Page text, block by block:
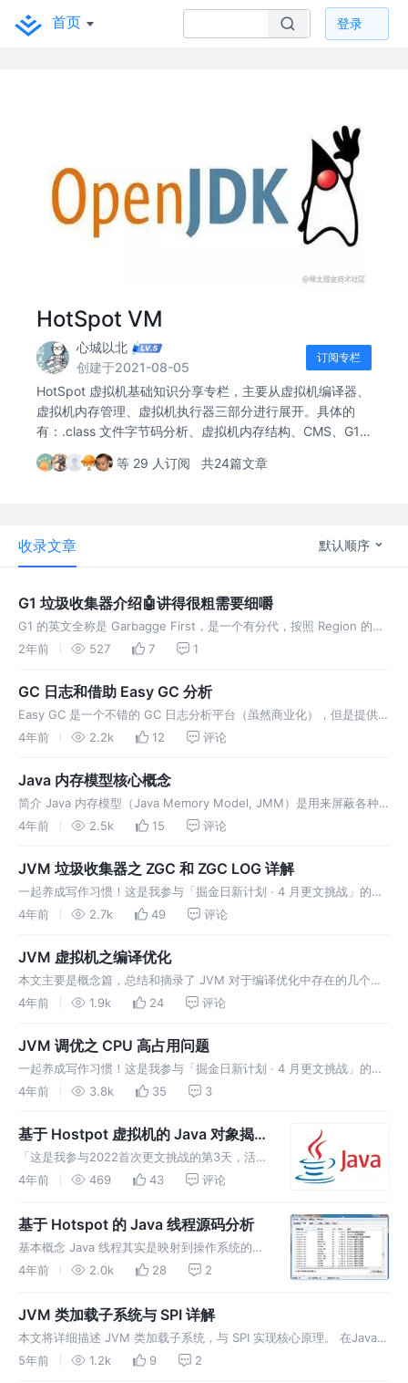
首页 登录
HotSpot VM
心城以北
创建于2021-08-05
订阅专栏
HotSpot 虚拟机基础知识分享专栏，主要从虚拟机编译器、
虚拟机内存管理、虚拟机执行器三部分进行展开。具体的
有：.class 文件字节码分析、虚拟机内存结构、CMS、G1
垃圾管理器、虚拟机即时编译器、以及并发多线程等。
等 29 人订阅 共24篇文章
收录文章 默认顺序
G1 垃圾收集器介绍🤖️讲得很粗需要细嚼
G1 的英文全称是 Garbagge First，是一个有分代，按照 Region 的方
式进行内存布局的垃圾收集器。
2年前 527 7 1
GC 日志和借助 Easy GC 分析
Easy GC 是一个不错的 GC 日志分析平台（虽然商业化），但是提供了
部分免费功能。 如何分析 GC 日志 测试代码： 执行之后回频繁打印
4年前 2.2k 12 评论
Java 内存模型核心概念
简介 Java 内存模型（Java Memory Model, JMM）是用来屏蔽各种
硬件和操作系统的内存访问差异，实现让Java程序在各种操作系统平台
4年前 2.5k 15 评论
JVM 垃圾收集器之 ZGC 和 ZGC LOG 详解
一起养成写作习惯！这是我参与「掘金日新计划 · 4 月更文挑战」的第
19天，点击查看活动详情。 ZGC 概述 Z Garbage Collector，也称为
4年前 2.7k 49 评论
JVM 虚拟机之编译优化
本文主要是概念篇，总结和摘录了 JVM 对于编译优化中存在的几个核
心概念： 热点探测、方法内联、逃逸分析、公共子表达式消除、数组边
4年前 1.9k 24 评论
JVM 调优之 CPU 高占用问题
一起养成写作习惯！这是我参与「掘金日新计划 · 4 月更文挑战」的第
13天，点击查看活动详情。 jstack 工具 jstack（Stack Trace for
4年前 3.8k 35 3
基于 Hostpot 虚拟机的 Java 对象揭
秘
「这是我参与2022首次更文挑战的第3天，活动
详情查看：2022首次更文挑战」。 对象的创建
常只是通过 new关键字创建。 对象创建过程 当
虚拟机遇到一
4年前 469 43 评论
基于 Hotspot 的 Java 线程源码分析
基本概念 Java 线程其实是映射到操作系统的内
核线程上的，所以 Java 线程基本上也就是操作
用的是同一个结构体进行描述的，只不过进程拥
4年前 2.0k 28 2
JVM 类加载子系统与 SPI 详解
本文将详细描述 JVM 类加载子系统，与 SPI 实现核心原理。 在Java虚
拟机的角度来看，只存在两种不同的类加载器：一种是启动类加载器
5年前 1.2k 9 2